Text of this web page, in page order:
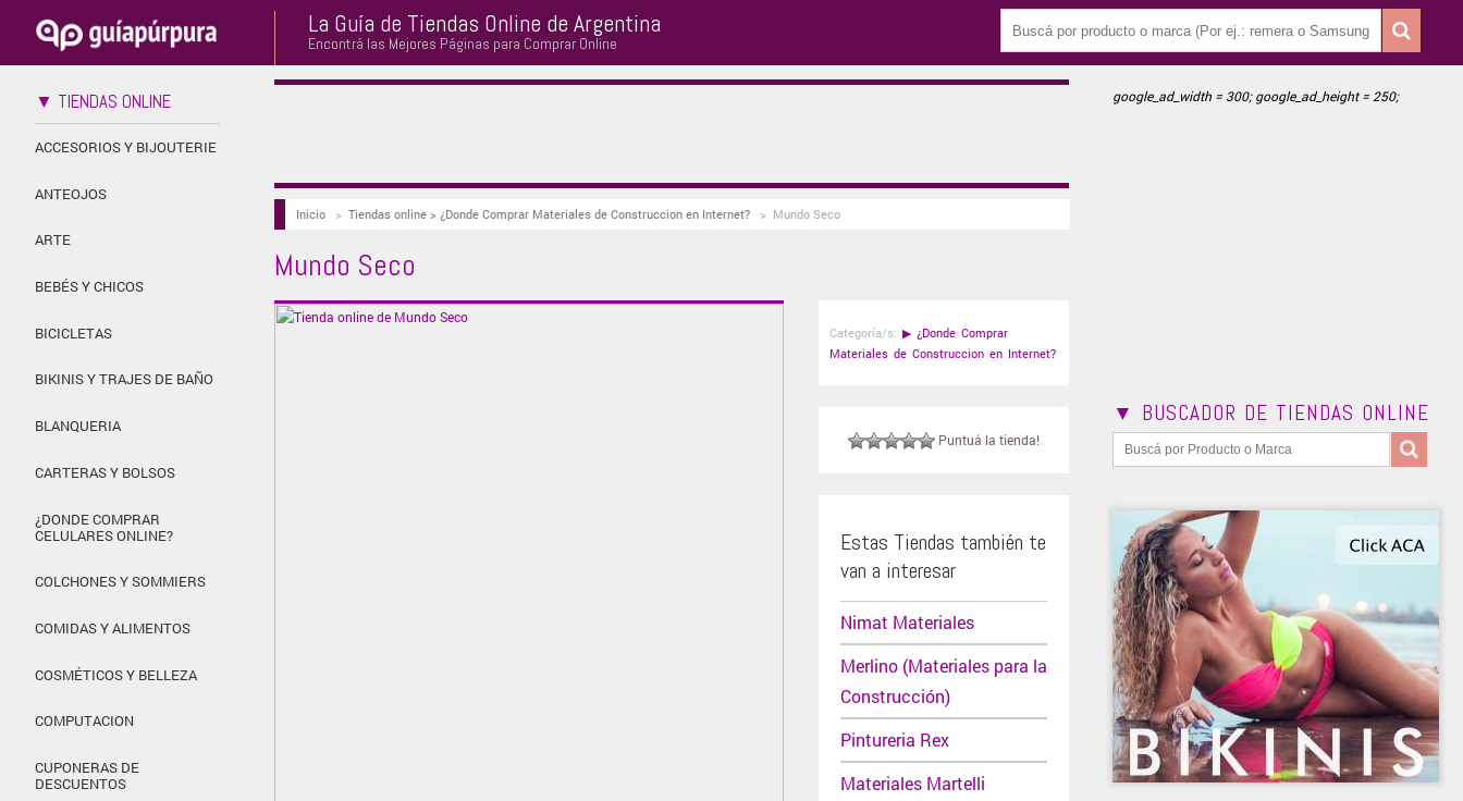
La Guía de Tiendas Online de Argentina
Encontrá las Mejores Páginas para Comprar Online
▼ TIENDAS ONLINE
ACCESORIOS Y BIJOUTERIE
ANTEOJOS
ARTE
BEBÉS Y CHICOS
BICICLETAS
BIKINIS Y TRAJES DE BAÑO
BLANQUERIA
CARTERAS Y BOLSOS
¿DONDE COMPRAR
CELULARES ONLINE?
COLCHONES Y SOMMIERS
COMIDAS Y ALIMENTOS
COSMÉTICOS Y BELLEZA
COMPUTACION
CUPONERAS DE
DESCUENTOS
Inicio> Tiendas online > ¿Donde Comprar Materiales de Construccion en Internet?> Mundo Seco
Mundo Seco
Categoría/s: ▶ ¿Donde Comprar
Materiales de Construccion en Internet?
Puntuá la tienda!
Estas Tiendas también te
van a interesar
Nimat Materiales
Merlino (Materiales para la
Construcción)
Pintureria Rex
Materiales Martelli
google_ad_width = 300; google_ad_height = 250;
▼ BUSCADOR DE TIENDAS ONLINE